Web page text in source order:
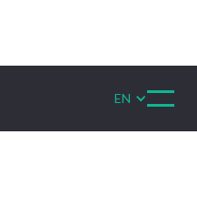
EN